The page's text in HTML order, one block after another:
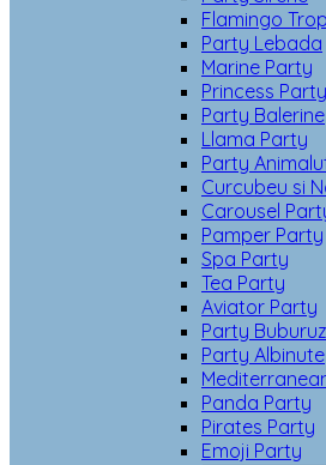
Flamingo
Party Lebada
Marine Party
Princess Party
Party Balerine
Llama Party
Party
Curcubeu si
Carousel
Pamper Party
Spa Party
Tea Party
Aviator Party
Party
Party Albinute
Panda Party
Pirates Party
Emoji Party